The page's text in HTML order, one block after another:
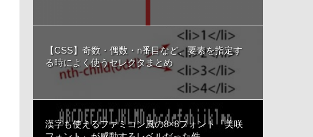
【CSS】奇数・偶数・n番目など、要素を指定す
る時によく使うセレクタまとめ
漢字も使えるファミコン風の8×8フォント『美咲